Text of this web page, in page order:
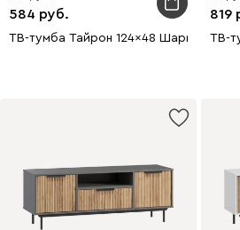
584
ТВ-тумба Тайрон 124x48 Шарм
819
ТВ-